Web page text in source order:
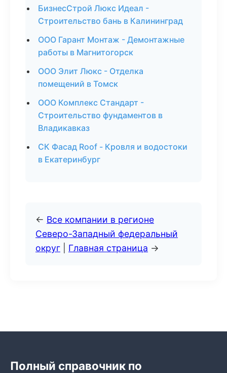
БизнесСтрой Люкс Идеал -
Строительство бань в Калининград
ООО Гарант Монтаж - Демонтажные
работы в Магнитогорск
ООО Элит Люкс - Отделка
помещений в Томск
ООО Комплекс Стандарт -
Строительство фундаментов в
Владикавказ
СК Фасад Roof - Кровля и водостоки
в Екатеринбург
← Все компании в регионе
Северо-Западный федеральный
округ
Главная страница →
Полный справочник по